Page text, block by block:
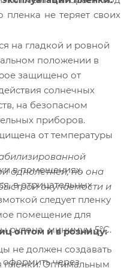
пленка не теряет своих
на гладкой и ровной
положении в
защищено от
солнечных
на безопасном
приборов.
от температуры
в помещениях,
в отрицательных
следует пленку
помещение для
рулона минимум 5°C.
не должен создавать
пленки. Оптимальным
однолетней, но она
окупаемости и
оптом и в розницу:
через